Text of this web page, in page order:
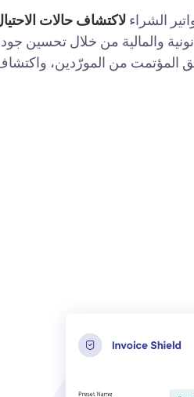
الشراء لاكتشاف حالات
والمالية من خلال تحسين جودة
المؤتمت من المورّدين، واكتشاف